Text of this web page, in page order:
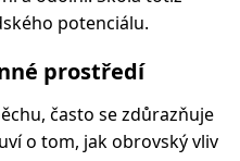
potenciálu.
prostředí
často se zdůrazňuje
o tom, jak obrovský vliv